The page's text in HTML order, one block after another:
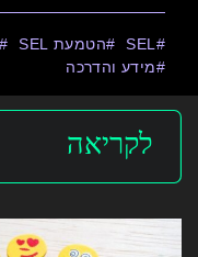
SEL הטמעת SEL
מידע והדרכה
לקריאה